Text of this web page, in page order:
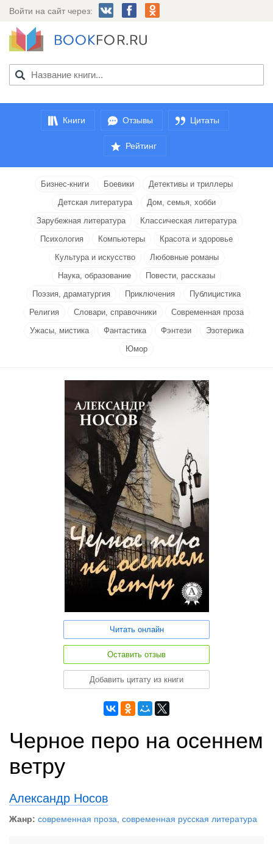
Войти на сайт через:
Книги Отзывы Цитаты
Рейтинг
Бизнес-книги Боевики
Детективы и триллеры
Детская литература
Дом, семья, хобби
Зарубежная литература
Классическая литература
Психология
Компьютеры
Красота и здоровье
Культура и искусство
Любовные романы
Наука, образование
Повести, рассказы
Поэзия, драматургия
Приключения
Публицистика
Религия
Словари, справочники
Современная проза
Ужасы, мистика
Фантастика Фэнтези
Эзотерика
Юмор
Читать онлайн
Оставить отзыв
Добавить цитату из книги
Черное перо на осеннем
ветру
Александр Носов
Жанр: современная проза современная русская литература